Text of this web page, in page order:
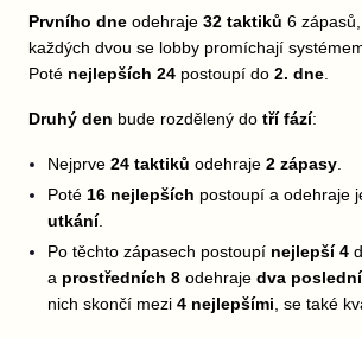
Prvního dne odehraje 32 taktiků 6
každých dvou se lobby promíchají systémem
Poté nejlepších 24 postoupí do 2. dne
Druhý den bude rozdělený do tří fází:
Nejprve 24 taktiků odehraje 2 zápasy
Poté 16 nejlepších postoupí a odehraje
utkání.
Po těchto zápasech postoupí nejlepší 4
a prostředních 8 odehraje dva
nich skončí mezi 4 nejlepšími , se také